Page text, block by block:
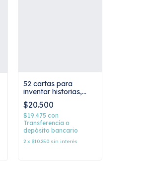
52 cartas para
inventar historias,
lucie sorel
$20.500
$19.475 con
Transferencia o
depósito bancario
2 x $10.250 sin interés